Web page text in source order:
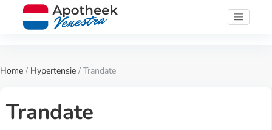
Home / Hypertensie / Trandate
Trandate